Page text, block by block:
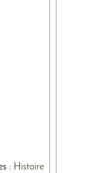
: Histoire